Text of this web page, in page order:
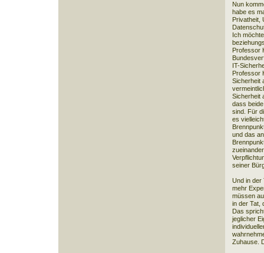
Nun
habe es
Privatheit,
Ich
Professor
IT-
Professor
Sicherheit
Sicherheit
dass
sind. Für
es
und das
seiner
Und in der
mehr
müssen
in der Tat,
Das
jeglicher
Zuhause.